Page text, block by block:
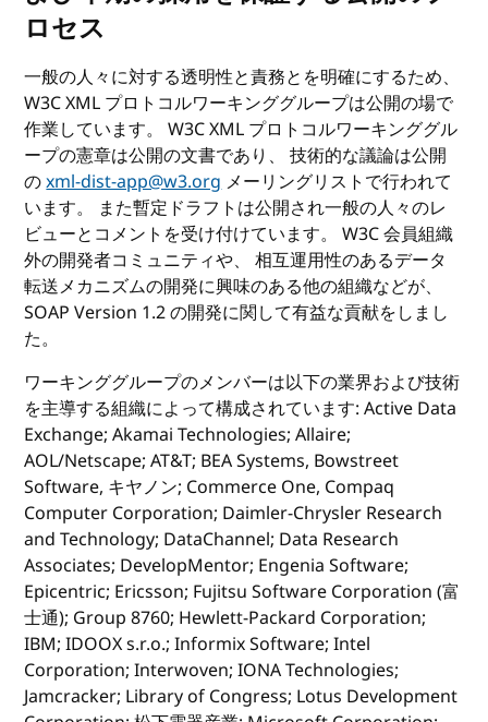
ロセス
一般の人々に対する透明性と責務とを明確にするため、
W3C XML プロトコルワーキンググループは公開の場で
作業しています。 W3C XML プロトコルワーキンググル
ープの憲章は公開の文書であり、 技術的な議論は公開
のxml-dist-app@w3.orgメーリングリストで行われて
います。 また暫定ドラフトは公開され一般の人々のレ
ビューとコメントを受け付けています。 W3C 会員組織
外の開発者コミュニティや、 相互運用性のあるデータ
転送メカニズムの開発に興味のある他の組織などが、
SOAP Version 1.2 の開発に関して有益な貢献をしまし
た。
ワーキンググループのメンバーは以下の業界および技術
を主導する組織によって構成されています: Active Data
Exchange; Akamai Technologies; Allaire;
AOL/Netscape; AT&T; BEA Systems, Bowstreet
Software, キヤノン; Commerce One, Compaq
Computer Corporation; Daimler-Chrysler Research
and Technology; DataChannel; Data Research
Associates; DevelopMentor; Engenia Software;
Epicentric; Ericsson; Fujitsu Software Corporation (富
士通); Group 8760; Hewlett-Packard Corporation;
IBM; IDOOX s.r.o.; Informix Software; Intel
Corporation; Interwoven; IONA Technologies;
Jamcracker; Library of Congress; Lotus Development